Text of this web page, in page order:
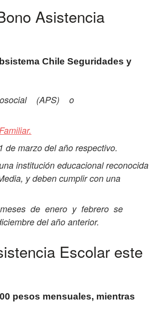
Asistencia
Chile Seguridades y
(APS) o
de marzo del año respectivo.
institución educacionalreconocida
y debencumplir con una
de enero y febrero se
del año anterior.
Escolar este
pesos mensuales, mientras